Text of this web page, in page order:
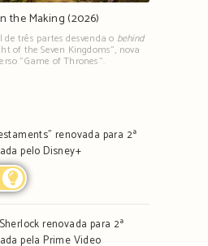
the Making (2026)
três partes desvenda o behind
of the Seven Kingdoms", nova
"Game of Thrones".
renovada para 2ª
pelo Disney+
renovada para 2ª
pela Prime Video